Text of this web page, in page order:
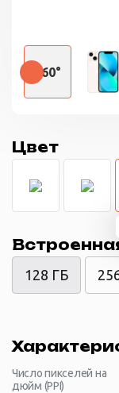
360°
Цвет
128 ГБ
Число пикселей на
дюйм (PPI)